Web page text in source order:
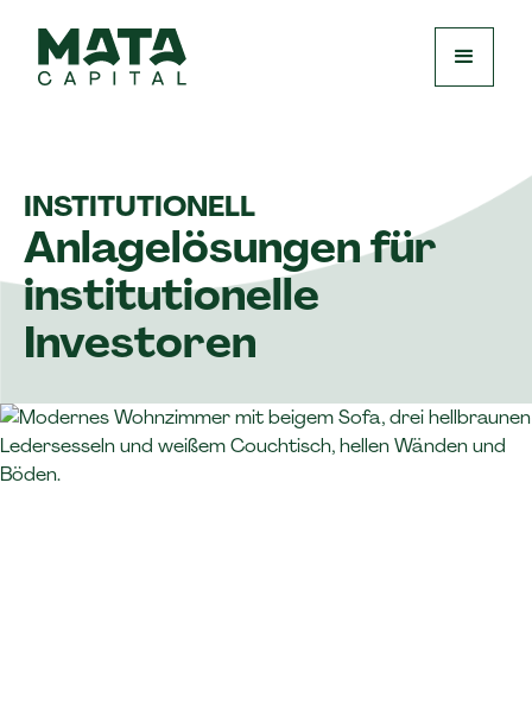
INSTITUTIONELL
Anlagelösungen für
institutionelle
Investoren​